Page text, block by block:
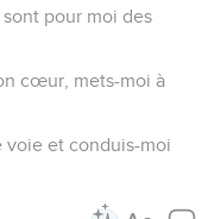
pour moi des
cœur, mets-moi à
voie et conduis-moi